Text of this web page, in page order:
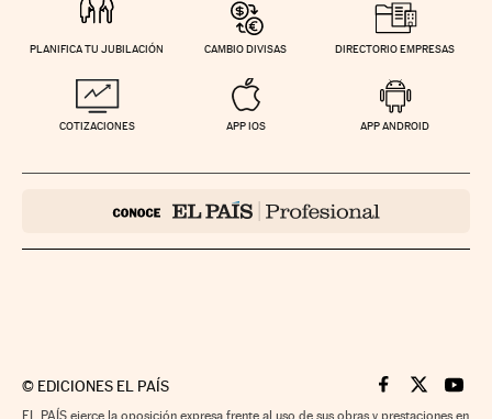
PLANIFICA TU JUBILACIÓN CAMBIO DIVISAS DIRECTORIO EMPRESAS
COTIZACIONES APP IOS APP ANDROID
© EDICIONES EL PAÍS Cinco Días en
Cinco Días
Cinco
EL PAÍS ejerce la oposición expresa frente al uso de sus obras y prestaciones en